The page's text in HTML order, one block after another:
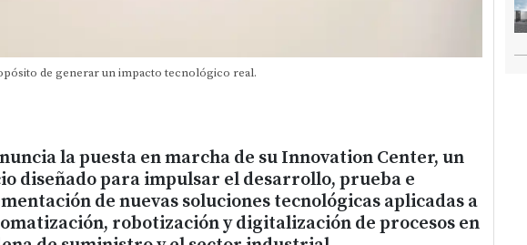
de generar un impacto tecnológico real.
la puesta en marcha de su Innovation Center, un
diseñado para impulsar el desarrollo, prueba e
de nuevas soluciones tecnológicas aplicadas a
robotización y digitalización de procesos en